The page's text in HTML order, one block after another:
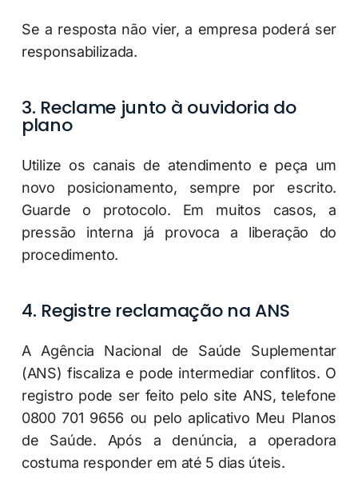
Se a resposta não vier, a empresa poderá ser
responsabilizada.
3. Reclame junto à ouvidoria do
plano
Utilize os canais de atendimento e peça um
novo posicionamento, sempre por escrito.
Guarde o protocolo. Em muitos casos, a
pressão interna já provoca a liberação do
procedimento.
4. Registre reclamação na ANS
A Agência Nacional de Saúde Suplementar
(ANS) fiscaliza e pode intermediar conflitos. O
registro pode ser feito pelo site ANS, telefone
0800 701 9656 ou pelo aplicativo Meu Planos
de Saúde. Após a denúncia, a operadora
costuma responder em até 5 dias úteis.